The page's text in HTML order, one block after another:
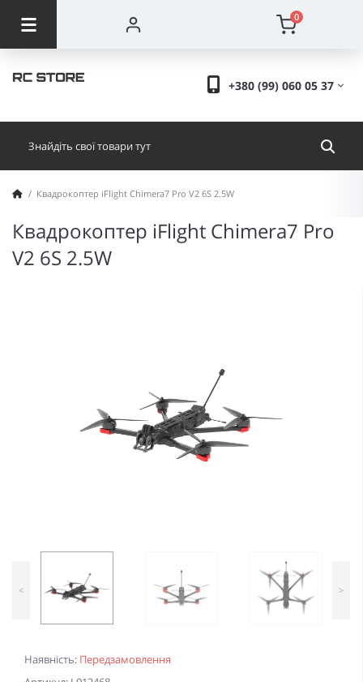
0
+380 (99) 060 05 37
Квадрокоптер iFlight Chimera7 Pro V2 6S 2.5W
Квадрокоптер iFlight Chimera7 Pro
V2 6S 2.5W
Наявність: Передзамовлення
< >